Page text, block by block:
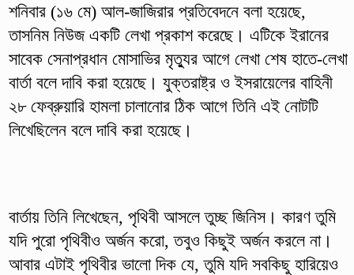
শনিবার (১৬ মে) আল-জাজিরার প্রতিবেদনে বলা হয়েছে,
তাসনিম নিউজ একটি লেখা প্রকাশ করেছে। এটিকে ইরানের
সাবেক সেনাপ্রধান মোসাভির মৃত্যুর আগে লেখা শেষ হাতে-লেখা
বার্তা বলে দাবি করা হয়েছে। যুক্তরাষ্ট্র ও ইসরায়েলের বাহিনী
২৮ ফেব্রুয়ারি হামলা চালানোর ঠিক আগে তিনি এই নোটটি
লিখেছিলেন বলে দাবি করা হয়েছে।
বার্তায় তিনি লিখেছেন, পৃথিবী আসলে তুচ্ছ জিনিস। কারণ তুমি
যদি পুরো পৃথিবীও অর্জন করো, তবুও কিছুই অর্জন করলে না।
আবার এটাই পৃথিবীর ভালো দিক যে, তুমি যদি সবকিছু হারিয়েও